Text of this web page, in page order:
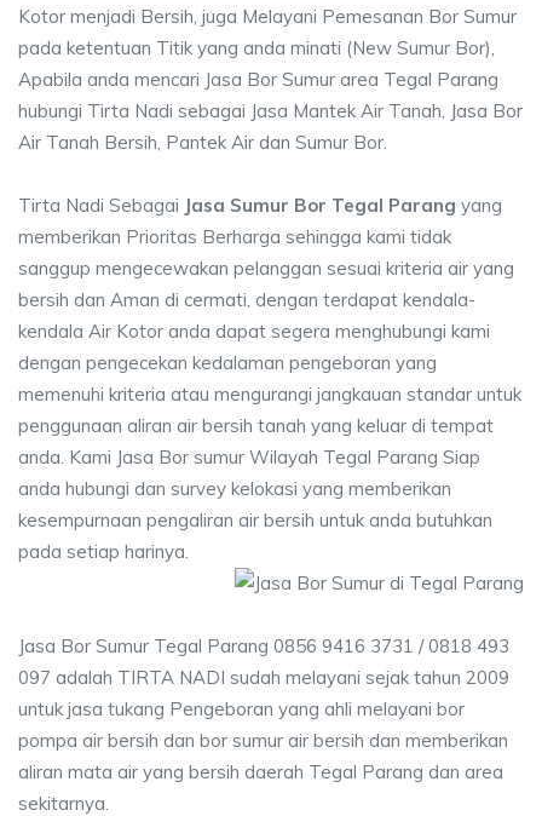
Kotor menjadi Bersih, juga Melayani Pemesanan Bor Sumur
pada ketentuan Titik yang anda minati (New Sumur Bor),
Apabila anda mencari Jasa Bor Sumur area Tegal Parang
hubungi Tirta Nadi sebagai Jasa Mantek Air Tanah, Jasa Bor
Air Tanah Bersih, Pantek Air dan Sumur Bor.
Tirta Nadi Sebagai Jasa Sumur Bor Tegal Parang yang
memberikan Prioritas Berharga sehingga kami tidak
sanggup mengecewakan pelanggan sesuai kriteria air yang
bersih dan Aman di cermati, dengan terdapat kendala-
kendala Air Kotor anda dapat segera menghubungi kami
dengan pengecekan kedalaman pengeboran yang
memenuhi kriteria atau mengurangi jangkauan standar untuk
penggunaan aliran air bersih tanah yang keluar di tempat
anda. Kami Jasa Bor sumur Wilayah Tegal Parang Siap
anda hubungi dan survey kelokasi yang memberikan
kesempurnaan pengaliran air bersih untuk anda butuhkan
pada setiap harinya.
Jasa Bor Sumur Tegal Parang 0856 9416 3731 / 0818 493
097 adalah TIRTA NADI sudah melayani sejak tahun 2009
untuk jasa tukang Pengeboran yang ahli melayani bor
pompa air bersih dan bor sumur air bersih dan memberikan
aliran mata air yang bersih daerah Tegal Parang dan area
sekitarnya.